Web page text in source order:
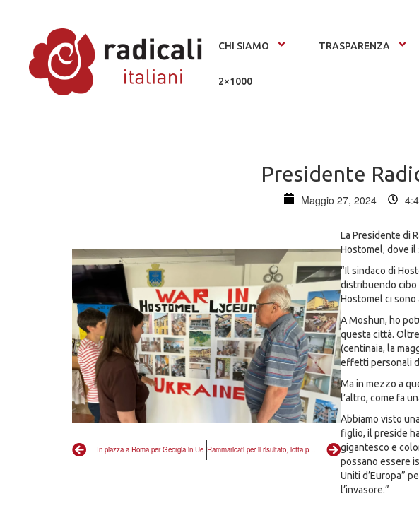
CHI SIAMO TRASPARENZA
2×1000
Presidente
Maggio 27, 2024
In piazza a Roma per Georgia in Ue Rammaricati per il risultato, lotta per il federalismo non si ferma
La Presidente di
Hostomel, dove
“Il sindaco di
distribuendo cibo
Hostomel ci sono
A Moshun, ho
questa città.
(centinaia, la
effetti personali
Ma in mezzo a
l’altro, come fa
Abbiamo visto
figlio, il preside
gigantesco e
possano essere
Uniti d’Europa”
l’invasore.”